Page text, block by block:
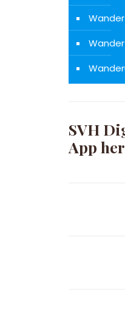
SVH
App